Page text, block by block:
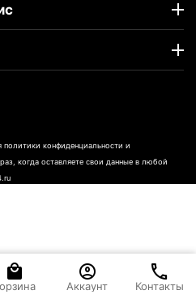
политики конфиденциальности и
когда оставляете свои данные в любой
Аккаунт Контакты